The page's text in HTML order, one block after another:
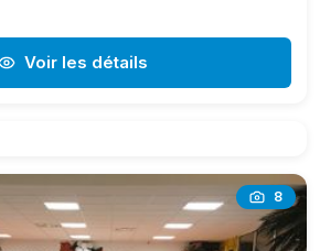
Voir les détails
8